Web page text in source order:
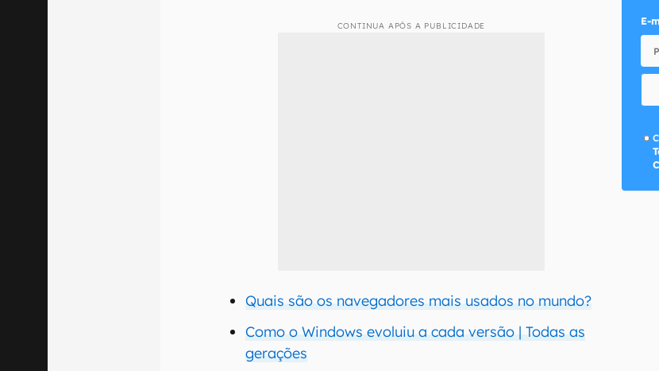
CONTINUA APÓS A PUBLICIDADE
Quais são os navegadores mais usados no mundo?
Como o Windows evoluiu a cada versão | Todas as
gerações
E-